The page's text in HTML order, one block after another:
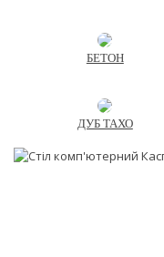
БЕТОН
ДУБ ТАХО